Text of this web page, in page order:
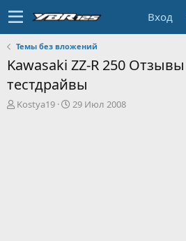
Вход
Темы без вложений
Kawasaki ZZ-R 250
тестдрайвы
А
Kostya19
Д
29 Июл 2008